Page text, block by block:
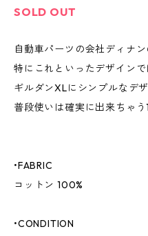
SOLD OUT
自動車パーツの会社ディナン
特にこれといったデザイン
ギルダンXLにシンプルなデ
普段使いは確実に出来ちゃう
•FABRIC
コットン 100%
•CONDITION